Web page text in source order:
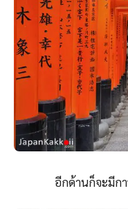
อีกด้านก็จะมีก